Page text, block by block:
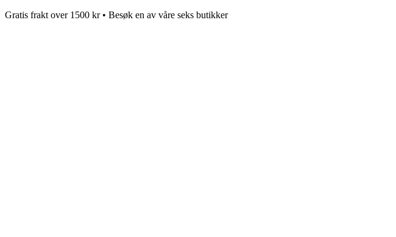
Gratis frakt over 1500 kr • Besøk en av våre seks butikker